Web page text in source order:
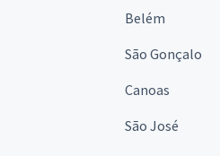
Belém
São Gonçalo
Canoas
São José